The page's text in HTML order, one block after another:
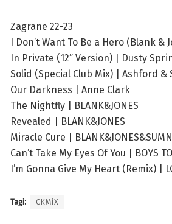
Zagrane 22-23
I Don’t Want To Be a Hero (Blank &
In Private (12” Version) | Dusty
Solid (Special Club Mix) | Ashford &
Our Darkness | Anne Clark
The Nightfly | BLANK&JONES
Revealed | BLANK&JONES
Miracle Cure |
Can’t Take My Eyes Of You | BOYS
I’m Gonna Give My Heart (Remix) |
Tagi: CKMiX